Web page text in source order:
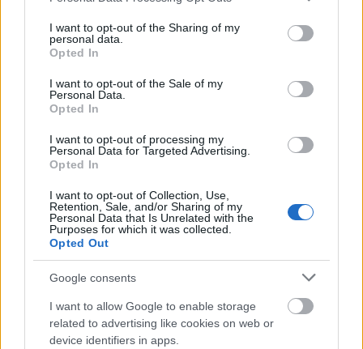
not limited to your visit or usage behaviour. You may click to
grant or deny consent to Google and its third-party tags to
use your data for below specified purposes in below Google
consent section.
I want to opt-out of the Sharing of my
personal data.
Opted In
I want to opt-out of the Sale of my
Personal Data.
Opted In
I want to opt-out of processing my
Personal Data for Targeted Advertising.
Opted In
I want to opt-out of Collection, Use,
Retention, Sale, and/or Sharing of my
Personal Data that Is Unrelated with the
Purposes for which it was collected.
Opted Out
Google consents
I want to allow Google to enable storage
related to advertising like cookies on web or
device identifiers in apps.
BEST OFINTERNET